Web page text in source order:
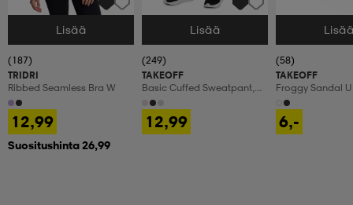
Valitse Koko
Lisää
(187)
TRIDRI
Ribbed Seamless Bra W
12,99
Suositushinta 26,99
Valitse Koko
Lisää
(249)
TAKEOFF
Basic Cuffed Sweatpant,
Olohousut, Naisten
12,99
Valitse Koko
(58)
TAKEOFF
Froggy Sandal U
6,-